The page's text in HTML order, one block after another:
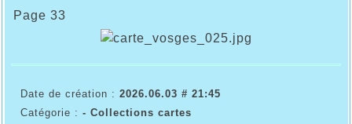
Page 33
Date de création : 2026.06.03 # 21:45
Catégorie : - Collections cartes